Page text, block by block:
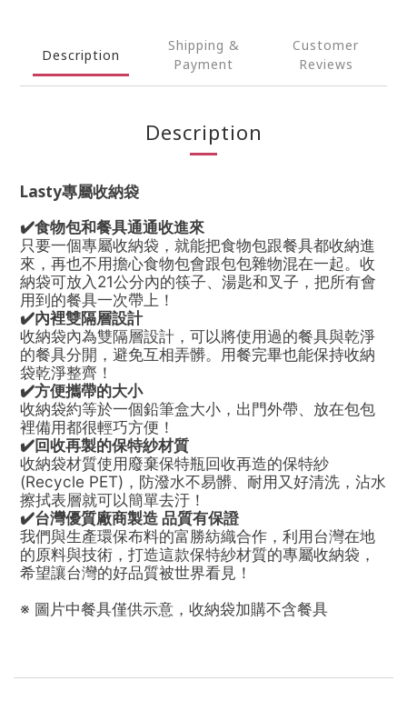
Description
Shipping &
Payment
Customer
Reviews
Description
Lasty專屬收納袋
✔️食物包和餐具通通收進來
只要一個專屬收納袋，就能把食物包跟餐具都收納進
來，再也不用擔心食物包會跟包包雜物混在一起。收
納袋可放入21公分內的筷子、湯匙和叉子，把所有會
用到的餐具一次帶上！
✔️內裡雙隔層設計
收納袋內為雙隔層設計，可以將使用過的餐具與乾淨
的餐具分開，避免互相弄髒。用餐完畢也能保持收納
袋乾淨整齊！
✔️方便攜帶的大小
收納袋約等於一個鉛筆盒大小，出門外帶、放在包包
裡備用都很輕巧方便！
✔️回收再製的保特紗材質
收納袋材質使用廢棄保特瓶回收再造的保特紗
(Recycle PET)，防潑水不易髒、耐用又好清洗，沾水
擦拭表層就可以簡單去汙！
✔️台灣優質廠商製造 品質有保證
我們與生產環保布料的富勝紡織合作，利用台灣在地
的原料與技術，打造這款保特紗材質的專屬收納袋，
希望讓台灣的好品質被世界看見！
※ 圖片中餐具僅供示意，收納袋加購不含餐具